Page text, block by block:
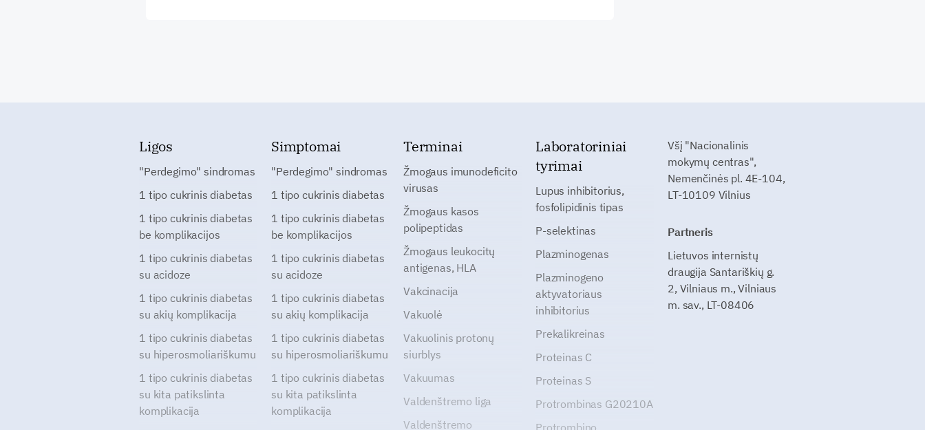
Ligos
"Perdegimo" sindromas
1 tipo cukrinis diabetas
1 tipo cukrinis diabetas
be komplikacijos
1 tipo cukrinis diabetas
su acidoze
1 tipo cukrinis diabetas
su akių komplikacija
1 tipo cukrinis diabetas
su hiperosmoliariškumu
1 tipo cukrinis diabetas
su kita patikslinta
komplikacija
Simptomai
"Perdegimo" sindromas
1 tipo cukrinis diabetas
1 tipo cukrinis diabetas
be komplikacijos
1 tipo cukrinis diabetas
su acidoze
1 tipo cukrinis diabetas
su akių komplikacija
1 tipo cukrinis diabetas
su hiperosmoliariškumu
1 tipo cukrinis diabetas
su kita patikslinta
komplikacija
Terminai
Žmogaus imunodeficito
virusas
Žmogaus kasos
polipeptidas
Žmogaus leukocitų
antigenas, HLA
Vakcinacija
Vakuolė
Vakuolinis protonų
siurblys
Vakuumas
Valdenštremo liga
Valdenštremo
Laboratoriniai
tyrimai
Lupus inhibitorius,
fosfolipidinis tipas
P-selektinas
Plazminogenas
Plazminogeno
aktyvatoriaus
inhibitorius
Prekalikreinas
Proteinas C
Proteinas S
Protrombinas G20210A
Protrombino
Všį "Nacionalinis
mokymų centras",
Nemenčinės pl. 4E-104,
LT-10109 Vilnius
Partneris
Lietuvos internistų
draugija Santariškių g.
2, Vilniaus m., Vilniaus
m. sav., LT-08406